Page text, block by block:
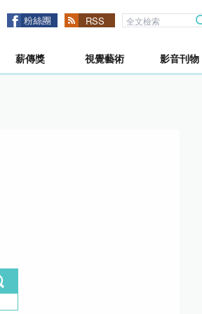
粉絲團 RSS
薪傳獎 視覺藝術 影音刊物